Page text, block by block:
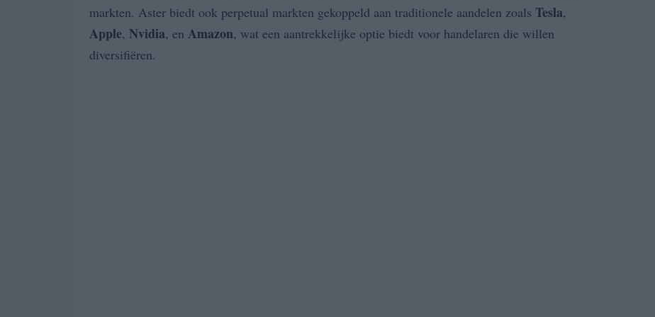
markten. Aster biedt ook perpetual markten gekoppeld aan traditionele aandelen zoals Tesla,
Apple, Nvidia, en Amazon, wat een aantrekkelijke optie biedt voor handelaren die willen
diversifiëren.